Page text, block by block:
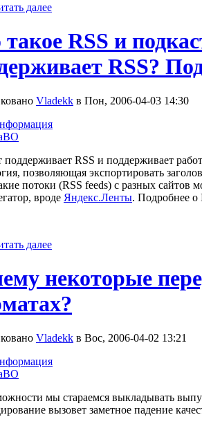
далее
RSS и
RSS?
Vladekk в Пон, 2006-04-03 14:30
поддерживает RSS и поддерживает
позволяющая экспортировать
потоки (RSS feeds) с разных сайтов
вроде Яндекс.Ленты. Подробнее
далее
некоторые
Vladekk в Вос, 2006-04-02 13:21
мы стараемся выкладывать
вызовет заметное падение